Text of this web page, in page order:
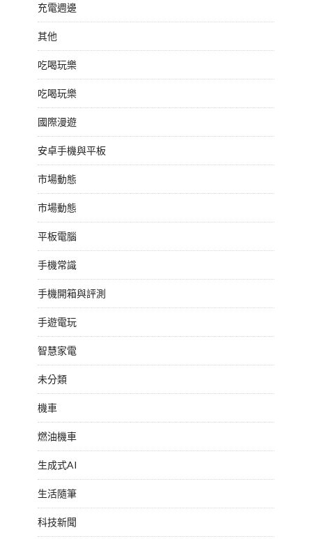
充電週邊
其他
吃喝玩樂
吃喝玩樂
國際漫遊
安卓手機與平板
市場動態
市場動態
平板電腦
手機常識
手機開箱與評測
手遊電玩
智慧家電
未分類
機車
燃油機車
生成式AI
生活隨筆
科技新聞